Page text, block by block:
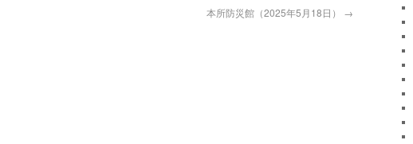
本所防災館（2025年5月18日） →